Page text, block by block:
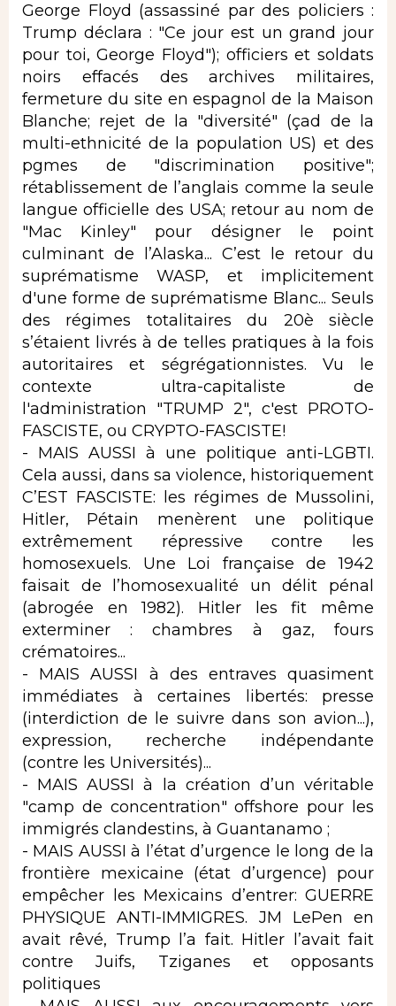
George Floyd (assassiné par des policiers :
Trump déclara : "Ce jour est un grand jour
pour toi, George Floyd"); officiers et soldats
noirs effacés des archives militaires,
fermeture du site en espagnol de la Maison
Blanche; rejet de la "diversité" (çad de la
multi-ethnicité de la population US) et des
pgmes de "discrimination positive";
rétablissement de l’anglais comme la seule
langue officielle des USA; retour au nom de
"Mac Kinley" pour désigner le point
culminant de l’Alaska... C’est le retour du
suprématisme WASP, et implicitement
d'une forme de suprématisme Blanc... Seuls
des régimes totalitaires du 20è siècle
s’étaient livrés à de telles pratiques à la fois
autoritaires et ségrégationnistes. Vu le
contexte ultra-capitaliste de
l'administration "TRUMP 2", c'est PROTO-
FASCISTE, ou CRYPTO-FASCISTE!
- MAIS AUSSI à une politique anti-LGBTI.
Cela aussi, dans sa violence, historiquement
C’EST FASCISTE: les régimes de Mussolini,
Hitler, Pétain menèrent une politique
extrêmement répressive contre les
homosexuels. Une Loi française de 1942
faisait de l’homosexualité un délit pénal
(abrogée en 1982). Hitler les fit même
exterminer : chambres à gaz, fours
crématoires...
- MAIS AUSSI à des entraves quasiment
immédiates à certaines libertés: presse
(interdiction de le suivre dans son avion...),
expression, recherche indépendante
(contre les Universités)...
- MAIS AUSSI à la création d’un véritable
"camp de concentration" offshore pour les
immigrés clandestins, à Guantanamo ;
- MAIS AUSSI à l’état d’urgence le long de la
frontière mexicaine (état d’urgence) pour
empêcher les Mexicains d’entrer: GUERRE
PHYSIQUE ANTI-IMMIGRES. JM LePen en
avait rêvé, Trump l’a fait. Hitler l’avait fait
contre Juifs, Tziganes et opposants
politiques